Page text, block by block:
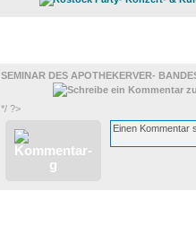
SEMINAR DES APOTHEKERVER-
*/ ?>